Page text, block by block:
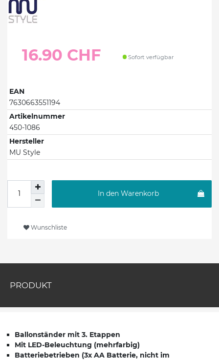
16.90 CHF Sofort verfügbar
EAN
7630663551194
Artikelnummer
450-1086
Hersteller
MU Style
In den Warenkorb
Wunschliste
PRODUKT
Ballonständer mit 3. Etappen
Mit LED-Beleuchtung (mehrfarbig)
Batteriebetrieben (3x AA Batterie, nicht im